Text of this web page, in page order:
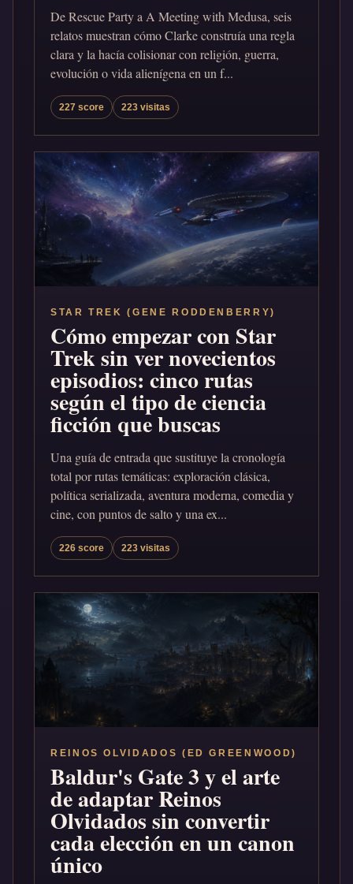
De Rescue Party a A Meeting with Medusa, seis
relatos muestran cómo Clarke construía una regla
clara y la hacía colisionar con religión, guerra,
evolución o vida alienígena en un f...
227 score 223 visitas
STAR TREK (GENE RODDENBERRY)
Cómo empezar con Star
Trek sin ver novecientos
episodios: cinco rutas
según el tipo de ciencia
ficción que buscas
Una guía de entrada que sustituye la cronología
total por rutas temáticas: exploración clásica,
política serializada, aventura moderna, comedia y
cine, con puntos de salto y una ex...
226 score 223 visitas
REINOS OLVIDADOS (ED GREENWOOD)
Baldur's Gate 3 y el arte
de adaptar Reinos
Olvidados sin convertir
cada elección en un canon
único